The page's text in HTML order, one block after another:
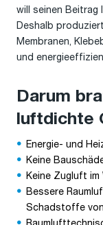
will seinen Beitrag
Deshalb
Membranen,
und
Darum
luftdichte
Energie- und
Keine
Keine Zugluft im
Bessere
Schadstoffe